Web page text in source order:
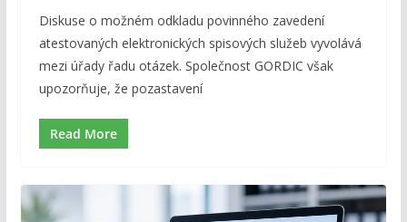
Diskuse o možném odkladu povinného zavedení
atestovaných elektronických spisových služeb vyvolává
mezi úřady řadu otázek. Společnost GORDIC však
upozorňuje, že pozastavení
Read More